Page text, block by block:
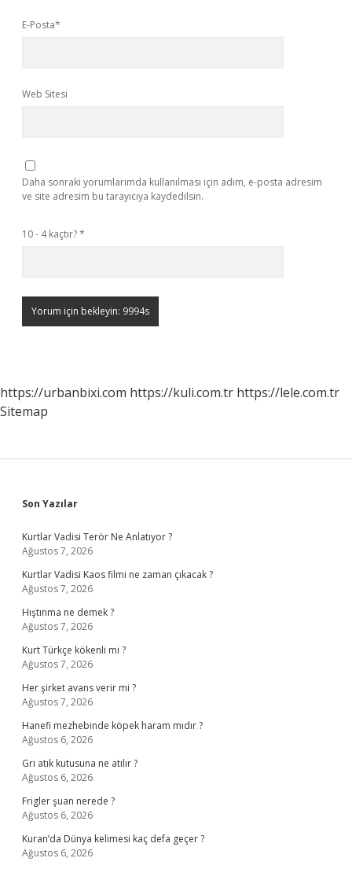
E-Posta*
Web Sitesi
Daha sonraki yorumlarımda kullanılması için adım, e-posta adresim
ve site adresim bu tarayıcıya kaydedilsin.
10 - 4 kaçtır?*
https://urbanbixi.com https://kuli.com.tr https://lele.com.tr
Sitemap
Sidebar
Son Yazılar
Kurtlar Vadisi Terör Ne Anlatıyor ?
Ağustos 7, 2026
Kurtlar Vadisi Kaos filmi ne zaman çıkacak ?
Ağustos 7, 2026
Hıştınma ne demek ?
Ağustos 7, 2026
Kurt Türkçe kökenli mi ?
Ağustos 7, 2026
Her şirket avans verir mi ?
Ağustos 7, 2026
Hanefi mezhebinde köpek haram mıdır ?
Ağustos 6, 2026
Gri atık kutusuna ne atılır ?
Ağustos 6, 2026
Frigler şuan nerede ?
Ağustos 6, 2026
Kuran’da Dünya kelimesi kaç defa geçer ?
Ağustos 6, 2026